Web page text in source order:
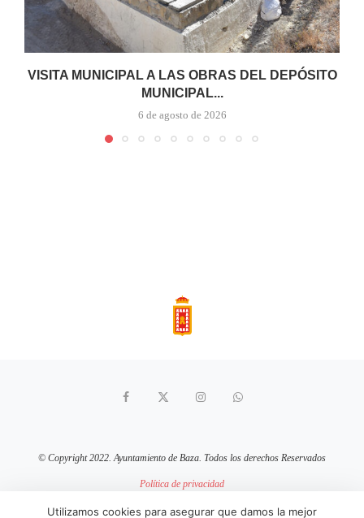
VISITA MUNICIPAL A LAS OBRAS DEL DEPÓSITO
MUNICIPAL...
6 de agosto de 2026
© Copyright 2022. Ayuntamiento de Baza. Todos los derechos Reservados
Política de privacidad
Política de cookies
Utilizamos cookies para asegurar que damos la mejor